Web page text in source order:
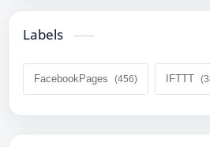
Labels
FacebookPages IFTTT